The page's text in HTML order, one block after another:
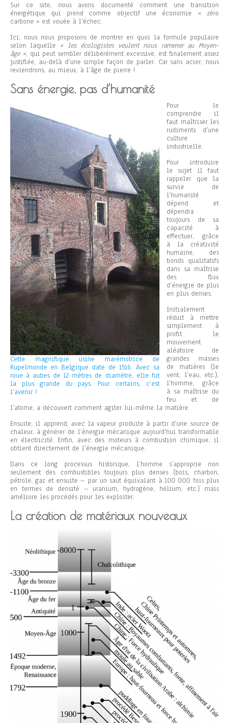
Sur ce site, nous avons documenté comment une transition
énergétique qui prend comme objectif une économie « zéro
carbone » est vouée à l’échec.
Ici, nous nous proposons de montrer en quoi la formule populaire
selon laquelle « les écologistes veulent nous ramener au Moyen-
âge », qui peut sembler délibérément excessive, est finalement assez
justifiée, au-delà d’une simple façon de parler. Car sans acier, nous
reviendrons, au mieux, à l’âge de pierre !
Sans énergie, pas d’humanité
Cette magnifique usine marémotrice de
Rupelmonde en Belgique date de 1516. Avec sa
roue à aubes de 12 mètres de diamètre, elle fut
la plus grande du pays. Pour certains, c’est
l’avenir !
Pour le
comprendre il
faut maîtriser les
rudiments d’une
culture
industrielle.
Pour introduire
le sujet il faut
rappeler que la
survie de
l’humanité
dépend et
dépendra
toujours de sa
capacité à
effectuer, grâce
à la créativité
humaine, des
bonds qualitatifs
dans sa maîtrise
des flux
d’énergie de plus
en plus denses.
Initialement
réduit à mettre
simplement à
profit le
mouvement
aléatoire de
grandes masses
de matières (le
vent, l’eau, etc.),
l’homme, grâce
à sa maîtrise du
feu et de
l’atome, a découvert comment agiter lui-même la matière.
Ensuite, il apprend, avec la vapeur produite à partir d’une source de
chaleur, à générer de l’énergie mécanique aujourd’hui transformable
en électricité. Enfin, avec des moteurs à combustion chimique, il
obtient directement de l’énergie mécanique.
Dans ce long processus historique, l’homme s’approprie non
seulement des combustibles toujours plus denses (bois, charbon,
pétrole, gaz et ensuite – par un saut équivalant à 100 000 fois plus
en termes de densité – uranium, hydrogène, hélium, etc.) mais
améliore les procédés pour les exploiter.
La création de matériaux nouveaux